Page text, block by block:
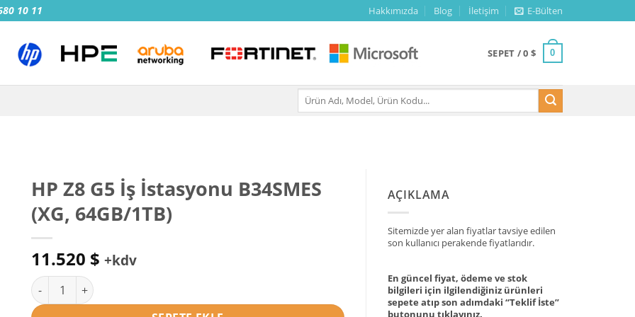
10 11 Hakkımızda Blog İletişim E-Bülten
SEPET /0 $ 0
Ara:
HP Z8 G5 İş İstasyonu B34SMES
(XG, 64GB/1TB)
11.520 $ +kdv
HP Z8 G5 İş İstasyonu B34SMES (XG, 64GB/1TB) adet
AÇIKLAMA
Sitemizde yer alan fiyatlar tavsiye edilen
son kullanıcı perakende fiyatlarıdır.
En güncel fiyat, ödeme ve stok
bilgileri için ilgilendiğiniz ürünleri
sepete atıp son adımdaki “Teklif İste”